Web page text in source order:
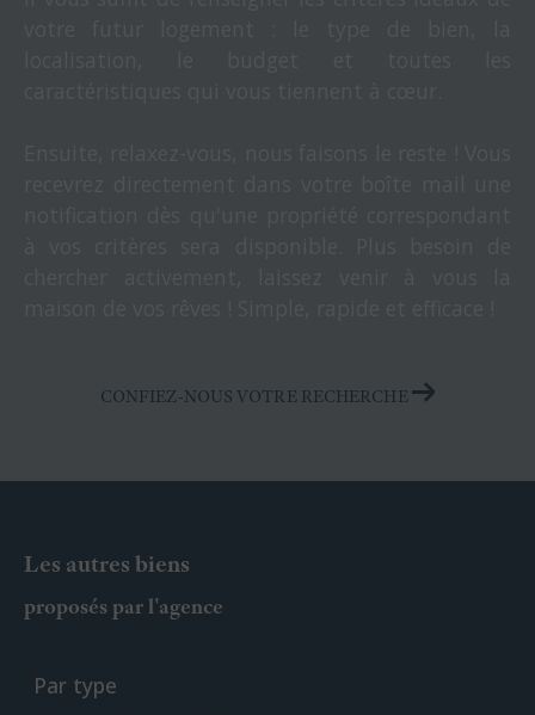
CONFIEZ-NOUS VOTRE RECHERCHE
Les autres biens
proposés par l'agence
Par type